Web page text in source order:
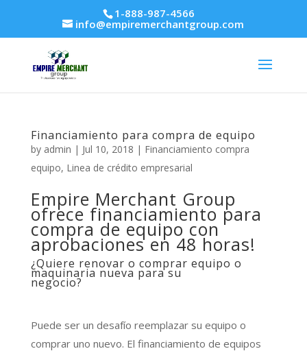
1-888-987-4566
info@empiremerchantgroup.com
Financiamiento para compra de equipo
by admin | Jul 10, 2018 | Financiamiento compra
equipo, Linea de crédito empresarial
Empire Merchant Group
ofrece financiamiento para
compra de equipo con
aprobaciones en 48 horas!
¿Quiere renovar o comprar equipo o
maquinaria nueva para su
negocio?
Puede ser un desafío reemplazar su equipo o
comprar uno nuevo. El financiamiento de equipos